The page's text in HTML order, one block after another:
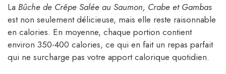
La Bûche de Crêpe Salée au Saumon, Crabe et Gambas
est non seulement délicieuse, mais elle reste raisonnable
en calories. En moyenne, chaque portion contient
environ 350-400 calories, ce qui en fait un repas parfait
qui ne surcharge pas votre apport calorique quotidien.